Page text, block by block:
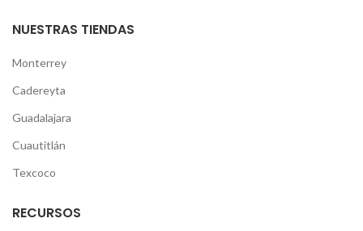
NUESTRAS TIENDAS
Monterrey
Cadereyta
Guadalajara
Cuautitlán
Texcoco
RECURSOS